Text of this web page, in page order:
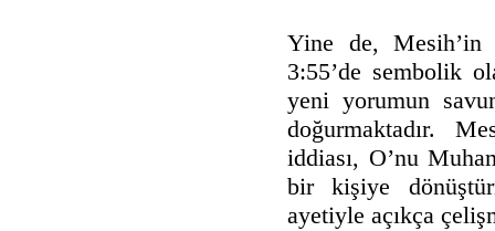
Yine de, Mesih’in
3:55’de sembolik
yeni yorumun
doğurmaktadır.
iddiası, O’nu
bir kişiye
ayetiyle açıkça